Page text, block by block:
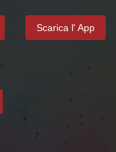
Scarica l' App